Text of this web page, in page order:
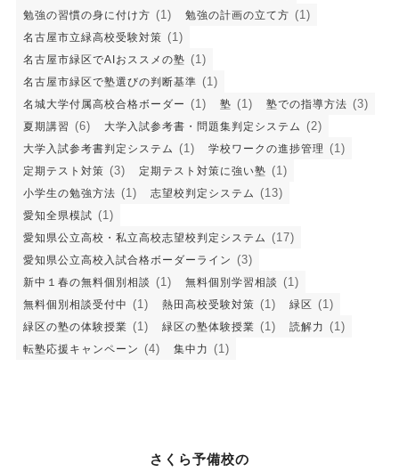
勉強の習慣の身に付け方 (1) 勉強の計画の立て方 (1)
名古屋市立緑高校受験対策 (1)
名古屋市緑区でAIおススメの塾 (1)
名古屋市緑区で塾選びの判断基準 (1)
名城大学付属高校合格ボーダー (1) 塾 (1) 塾での指導方法 (3)
夏期講習 (6) 大学入試参考書・問題集判定システム (2)
大学入試参考書判定システム (1) 学校ワークの進捗管理 (1)
定期テスト対策 (3) 定期テスト対策に強い塾 (1)
小学生の勉強方法 (1) 志望校判定システム (13)
愛知全県模試 (1)
愛知県公立高校・私立高校志望校判定システム (17)
愛知県公立高校入試合格ボーダーライン (3)
新中１春の無料個別相談 (1) 無料個別学習相談 (1)
無料個別相談受付中 (1) 熱田高校受験対策 (1) 緑区 (1)
緑区の塾の体験授業 (1) 緑区の塾体験授業 (1) 読解力 (1)
転塾応援キャンペーン (4) 集中力 (1)
さくら予備校の